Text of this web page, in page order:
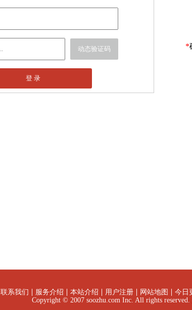
动态验证码
登 录
*
联系我们 服务介绍 本站介绍 用户注册 网站地图 今日
Copyright © 2007 soozhu.com Inc. All rights